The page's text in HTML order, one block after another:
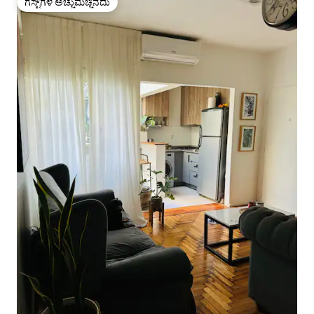
ಗೆಸ್ಟ್‌ಗಳ ಅಚ್ಚುಮೆಚ್ಚಿನದು